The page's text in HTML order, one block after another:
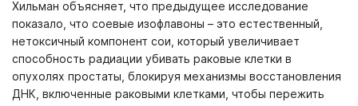
Хильман объясняет, что предыдущее исследование
показало, что соевые изофлавоны – это естественный,
нетоксичный компонент сои, который увеличивает
способность радиации убивать раковые клетки в
опухолях простаты, блокируя механизмы восстановления
ДНК, включенные раковыми клетками, чтобы пережить